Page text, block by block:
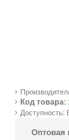
Код товара:
Доступность:
Оптовая